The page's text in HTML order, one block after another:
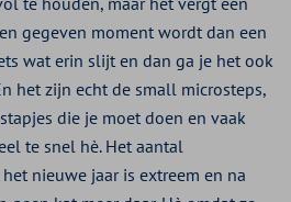
gegeven moment wordt dan een
wat erin slijt en dan ga je het ook
het zijn echt de small microsteps,
die je moet doen en vaak
te snel hè. Het aantal
nieuwe jaar is extreem en na